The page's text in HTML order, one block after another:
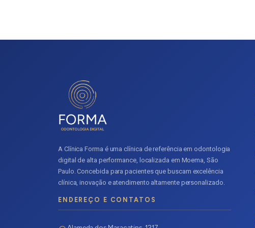
A Clínica Forma é uma clínica de referência em odontologia
digital de alta performance, localizada em Moema, São
Paulo. Concebida para pacientes que buscam excelência
clínica, inovação e atendimento altamente personalizado.
ENDEREÇO E CONTATOS